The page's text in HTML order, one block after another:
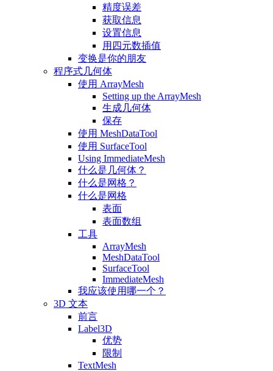
精度误差
获取信息
设置信息
用四元数插值
变换是你的朋友
程序式几何体
使用 ArrayMesh
Setting up the ArrayMesh
生成几何体
保存
使用 MeshDataTool
使用 SurfaceTool
Using ImmediateMesh
什么是几何体？
什么是网格？
什么是网格
表面
表面数组
工具
ArrayMesh
MeshDataTool
SurfaceTool
ImmediateMesh
我应该使用哪一个？
3D 文本
前言
Label3D
优势
限制
TextMesh